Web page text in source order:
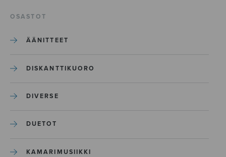
OSASTOT
ÄÄNITTEET
DISKANTTIKUORO
DIVERSE
DUETOT
KAMARIMUSIIKKI